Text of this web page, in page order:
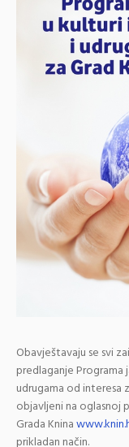
Obavještavaju se svi
predlaganje
udrugama od interesa
objavljeni na oglasnoj
Grada Knina
prikladan način.